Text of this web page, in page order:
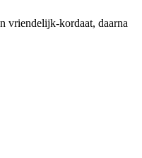
vriendelijk-kordaat, daarna